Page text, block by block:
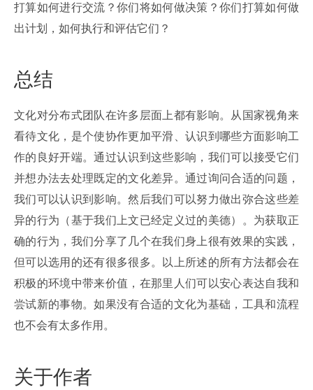
打算如何进行交流？你们将如何做决策？你们打算如何做
出计划，如何执行和评估它们？
总结
文化对分布式团队在许多层面上都有影响。从国家视角来
看待文化，是个使协作更加平滑、认识到哪些方面影响工
作的良好开端。通过认识到这些影响，我们可以接受它们
并想办法去处理既定的文化差异。通过询问合适的问题，
我们可以认识到影响。然后我们可以努力做出弥合这些差
异的行为（基于我们上文已经定义过的美德）。为获取正
确的行为，我们分享了几个在我们身上很有效果的实践，
但可以选用的还有很多很多。以上所述的所有方法都会在
积极的环境中带来价值，在那里人们可以安心表达自我和
尝试新的事物。如果没有合适的文化为基础，工具和流程
也不会有太多作用。
关于作者